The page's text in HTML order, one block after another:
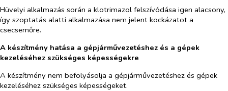
Hüvelyi alkalmazás során a klotrimazol felszívódása igen alacsony,
így szoptatás alatti alkalmazása nem jelent kockázatot a
csecsemőre.
A készítmény hatása a gépjárművezetéshez és a gépek
kezeléséhez szükséges képességekre
A készítmény nem befolyásolja a gépjárművezetéshez és gépek
kezeléséhez szükséges képességeket.